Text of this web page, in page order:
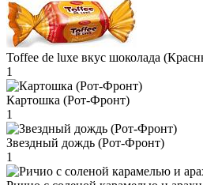
Toffee de luxe вкус шоколада
1
Картошка (Рот-Фронт)
1
Звездный дождь (Рот-Фронт)
1